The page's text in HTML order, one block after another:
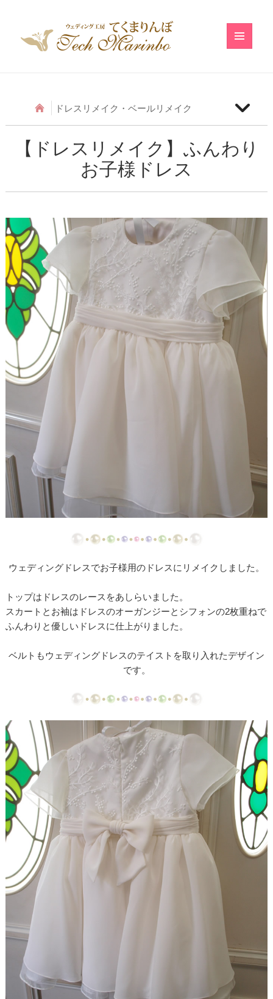
ドレスリメイク・ベールリメイク
【ドレスリメイク】アシメトリーフリルのベビード
【ドレスリメイク】ふわふわ巻きバラのベビードレ
ス
【ドレスリメイク】ストライプスカートのベビード
レス
【ドレスリメイク】フラワーモチーフのポーチ＆ク
ッションカバー
【ドレスリメイク】ふわふわオーバースカートのツ
ーウェイベビードレス
【ドレスリメイク】ベビードレス＆お宮参りケープ
【ドレスリメイク】ママとお揃いリボンのベビード
レス
【ドレス＆ベールリメイク】ラブリーリボンのベビ
ードレス
【ドレスリメイク】ふんわりチュールのベビードレ
【ドレスリメイク】レースとチュールのふんわりベ
ビードレス
【ドレスリメイク】カラードレスリメイクのベビー
【ドレスリメイク】体重ベアドレスとバッグ
【ドレスリメイク】お花のアクセサリーボックス
【ドレス・タキシードリメイク】フレーム型ミニチ
ュアと日傘
【ドレスリメイク】スカートとショールとコサージ
ュ
【ドレスリメイク】レースのベビードレスと1/4ミニ
チュアドレス
【ドレスリメイク】ラビットペアのドレス＆タキシ
ード
【ドレスリメイク】セレモニーバッグ＆ポーチ
【ドレスリメイク】夢みるフリルのベビードレス
【ドレスリメイク】ダッフィーとシェリーメイのウ
ェディングドレス
【ドレスリメイク】ふんわり
お子様ドレス
ウェディングドレスでお子様用のドレスにリメイクしました。
トップはドレスのレースをあしらいました。
スカートとお袖はドレスのオーガンジーとシフォンの2枚重ねで
ふんわりと優しいドレスに仕上がりました。
ベルトもウェディングドレスのテイストを取り入れたデザイン
です。